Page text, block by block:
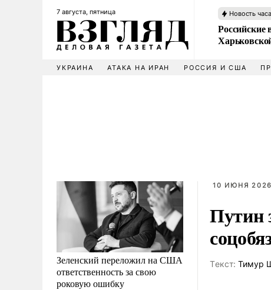
7 августа, пятница Новость часа
Российские
УКРАИНА АТАКА НА ИРАН РОССИЯ И США
Зеленский переложил на США
ответственность за свою
роковую ошибку
10 ИЮНЯ
Путин
Tекст: Тимур